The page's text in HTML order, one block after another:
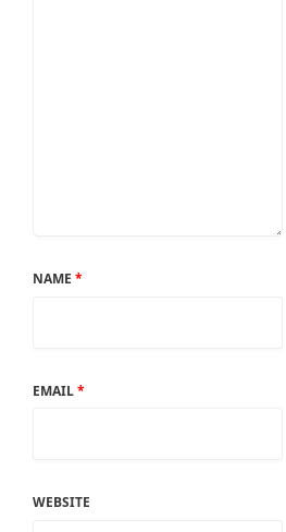
NAME *
EMAIL*
WEBSITE